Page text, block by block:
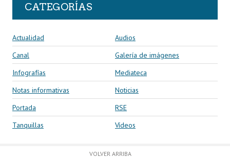
CATEGORÍAS
Actualidad
Audios
Canal
Galería de imágenes
Infografías
Mediateca
Notas informativas
Noticias
Portada
RSE
Tanquillas
Vídeos
VOLVER ARRIBA